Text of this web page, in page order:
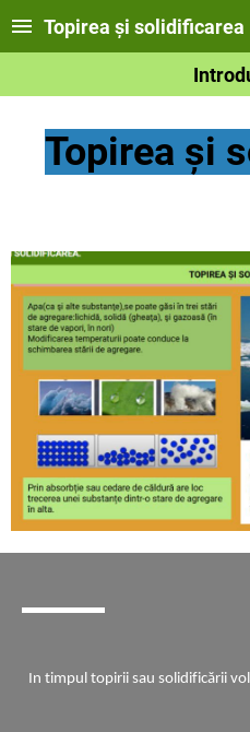
Topirea și solidificarea
Topirea și
In timpul topirii sau solidificării